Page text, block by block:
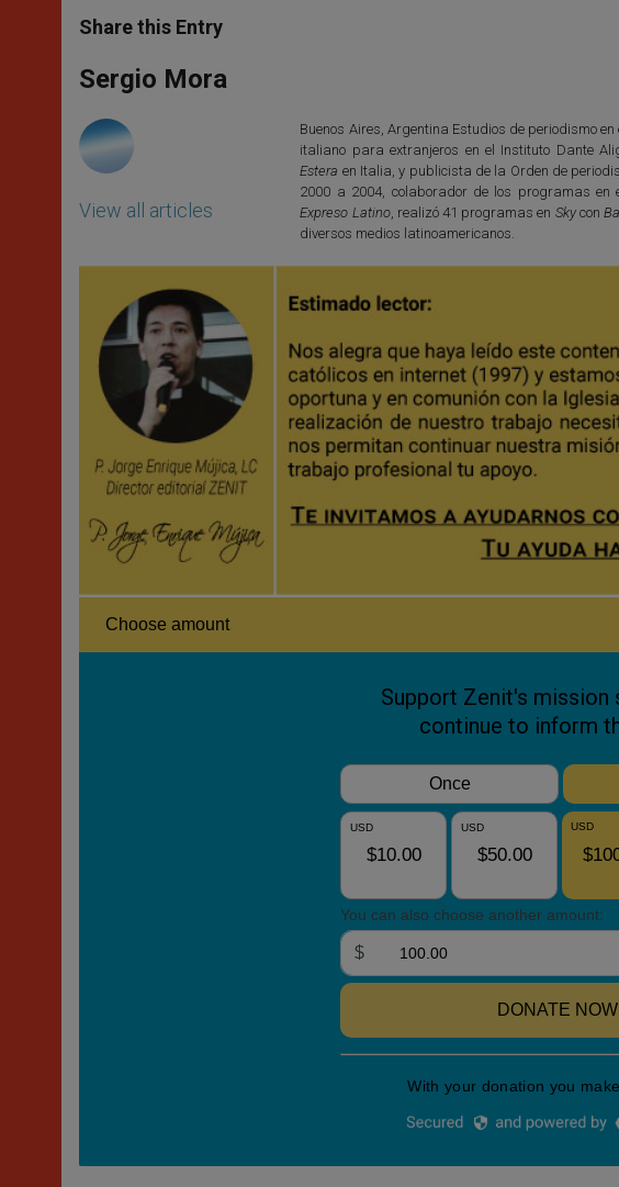
t
s
p
p
s
e
g
e
e
b
o
k
Share this Entry
Sergio Mora
View all articles
Buenos Aires, Argentina Estudios de periodismo en
italiano para extranjeros en el Instituto Dante
Estera en Italia, y publicista de la Orden de
2000 a 2004, colaborador de los programas
Expreso Latino, realizó 41 programas en Skycon
diversos medios latinoamericanos.